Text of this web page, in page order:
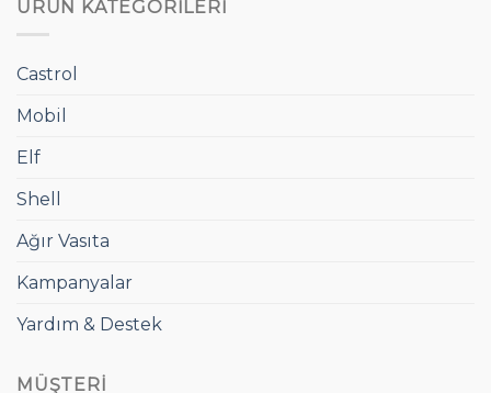
ÜRÜN KATEGORILERI
Castrol
Mobil
Elf
Shell
Ağır Vasıta
Kampanyalar
Yardım & Destek
MÜŞTERI